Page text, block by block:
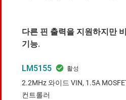
다른 핀 출력을 지원하지만
기능.
LM5155
2.2MHz 와이드 VIN, 1.5A
컨트롤러